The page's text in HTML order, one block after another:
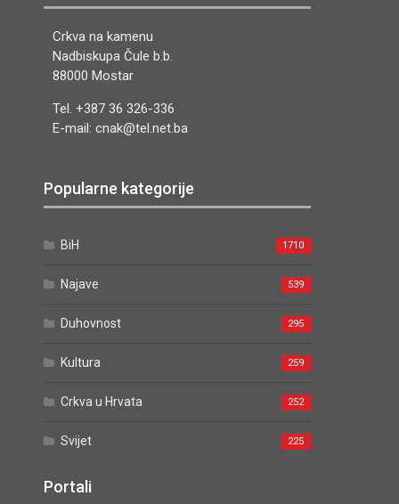
Crkva na kamenu
Nadbiskupa Čule b.b.
88000 Mostar
Tel. +387 36 326-336
E-mail: cnak@tel.net.ba
Popularne kategorije
BiH 1710
Najave 539
Duhovnost 295
Kultura 259
Crkva u Hrvata 252
Svijet 225
Portali